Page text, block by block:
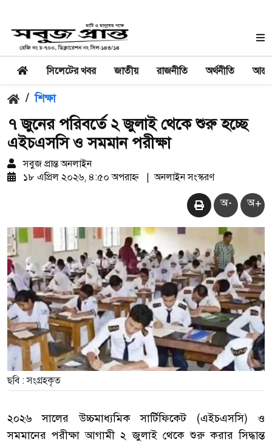
সিলেটের খবর জাতীয় রাজনীতি অর্থনীতি
/ শিক্ষা
৭ জুনের পরিবর্তে ২ জুলাই থেকে শুরু হচ্ছে
এইচএসসি ও সমমান পরীক্ষা
সবুজ প্রান্ত অনলাইন
১৮ এপ্রিল ২০২৬, ৪:৫০ অপরাহ্ন
অনলাইন সংস্করণ
অ- অ+
ছবি : সংগ্রহকৃত
২০২৬ সালের উচ্চমাধ্যমিক সার্টিফিকেট (এইচএসসি) ও
সমমানের পরীক্ষা আগামী ২ জুলাই থেকে শুরু করার সিদ্ধান্ত